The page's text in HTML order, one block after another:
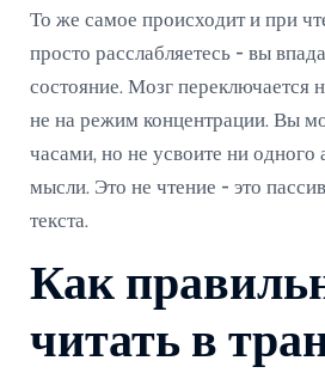
То же самое происходит и при
просто расслабляетесь - вы
состояние. Мозг переключается
не на режим концентрации. Вы
часами, но не усвоите ни одного
мысли. Это не чтение - это
текста.
Как
читать в